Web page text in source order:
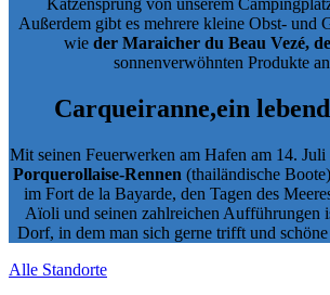
Katzensprung von unserem
Außerdem gibt es mehrere kleine Obst- und
wie der Maraicher du Beau Vezé,
sonnenverwöhnten Produkte
Carqueiranne,ein
Mit seinen Feuerwerken am Hafen am 14.
Porquerollaise-Rennen (thailändische
im Fort de la Bayarde, den Tagen des
Aïoli und seinen zahlreichen Aufführungen
Dorf, in dem man sich gerne trifft und
Alle Standorte